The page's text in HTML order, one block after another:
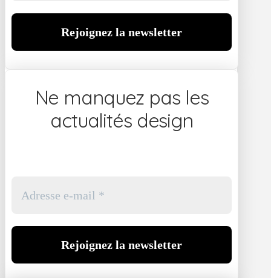
Ne manquez pas les
actualités design